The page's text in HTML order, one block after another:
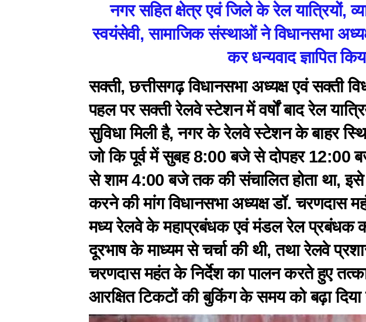
नगर सहित क्षेत्र एवं जिले के रेल यात्रियों,
स्वयंसेवी, सामाजिक संस्थाओं ने विधानसभा
कर धन्यवाद ज्ञापित
सक्ती, छत्तीसगढ़ विधानसभा अध्यक्ष एवं सक्ती
पहल पर सक्ती रेलवे स्टेशन में वर्षों बाद रेल
सुविधा मिली है, नगर के रेलवे स्टेशन के बाहर
जो कि पूर्व में सुबह 8:00 बजे से दोपहर 12:00
से शाम 4:00 बजे तक की संचालित होता था,
करने की मांग विधानसभा अध्यक्ष डॉ. चरणदास
मध्य रेलवे के महाप्रबंधक एवं मंडल रेल प्रबंधक
दूरभाष के माध्यम से चर्चा की थी, तथा रेलवे
चरणदास महंत के निर्देश का पालन करते हुए
आरक्षित टिकटों की बुकिंग के समय को बढ़ा दिया